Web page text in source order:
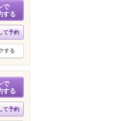
で
する
て予約
する
で
する
て予約